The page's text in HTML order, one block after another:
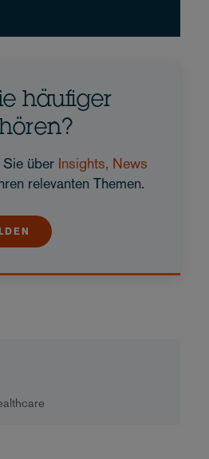
häufiger
über Insights, News
relevanten Themen.